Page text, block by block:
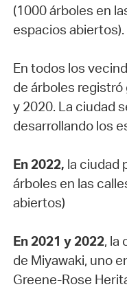
(1000 árboles en
espacios abiertos).
En todos los
de árboles
y 2020. La ciudad
desarrollando los
En 2022, la ciudad
árboles en las
abiertos)
En 2021 y 2022, la
de Miyawaki, uno
Greene-Rose